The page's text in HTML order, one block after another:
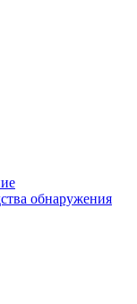
обнаружения